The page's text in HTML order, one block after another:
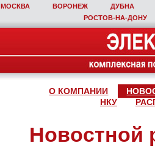
МОСКВА ВОРОНЕЖ
ДУБНА
РОСТОВ‑НА‑ДОНУ
О КОМПАНИИ
НКУ
Новостной